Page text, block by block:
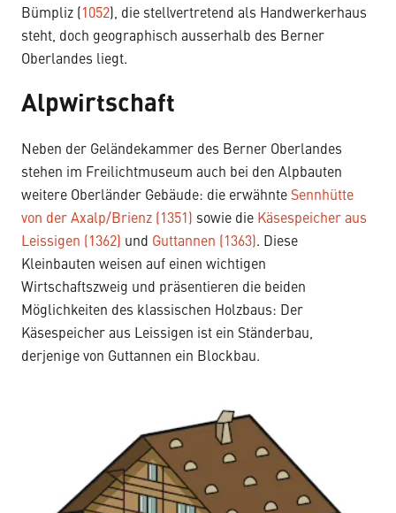
Bümpliz (1052), die stellvertretend als Handwerkerhaus
steht, doch geographisch ausserhalb des Berner
Oberlandes liegt.
Alpwirtschaft
Neben der Geländekammer des Berner Oberlandes
stehen im Freilichtmuseum auch bei den Alpbauten
weitere Oberländer Gebäude: die erwähnte Sennhütte
von der Axalp/Brienz (1351) sowie die Käsespeicher aus
Leissigen (1362) und Guttannen (1363). Diese
Kleinbauten weisen auf einen wichtigen
Wirtschaftszweig und präsentieren die beiden
Möglichkeiten des klassischen Holzbaus: Der
Käsespeicher aus Leissigen ist ein Ständerbau,
derjenige von Guttannen ein Blockbau.